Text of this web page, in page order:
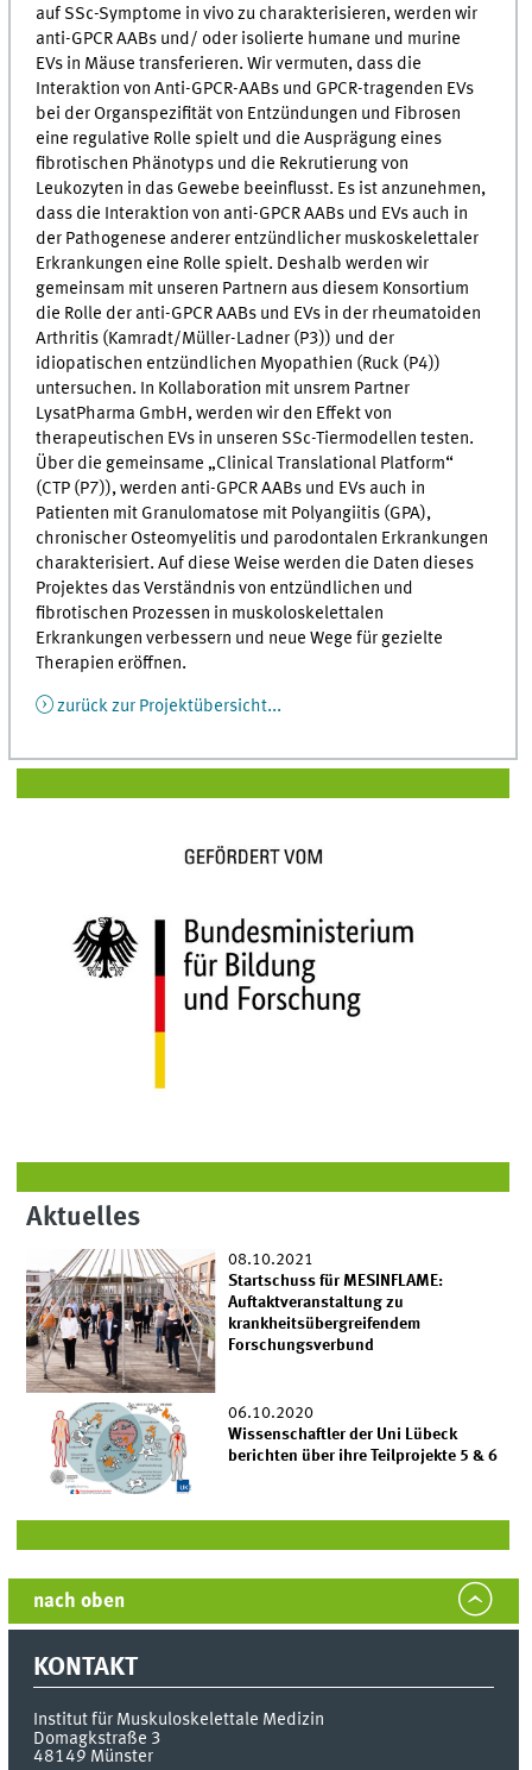
auf SSc-Symptome in vivo zu charakterisieren, werden wir
anti-GPCR AABs und/ oder isolierte humane und murine
EVs in Mäuse transferieren. Wir vermuten, dass die
Interaktion von Anti-GPCR-AABs und GPCR-tragenden EVs
bei der Organspezifität von Entzündungen und Fibrosen
eine regulative Rolle spielt und die Ausprägung eines
fibrotischen Phänotyps und die Rekrutierung von
Leukozyten in das Gewebe beeinflusst. Es ist anzunehmen,
dass die Interaktion von anti-GPCR AABs und EVs auch in
der Pathogenese anderer entzündlicher muskoskelettaler
Erkrankungen eine Rolle spielt. Deshalb werden wir
gemeinsam mit unseren Partnern aus diesem Konsortium
die Rolle der anti-GPCR AABs und EVs in der rheumatoiden
Arthritis (Kamradt/Müller-Ladner (P3)) und der
idiopatischen entzündlichen Myopathien (Ruck (P4))
untersuchen. In Kollaboration mit unsrem Partner
LysatPharma GmbH, werden wir den Effekt von
therapeutischen EVs in unseren SSc-Tiermodellen testen.
Über die gemeinsame „Clinical Translational Platform“
(CTP (P7)), werden anti-GPCR AABs und EVs auch in
Patienten mit Granulomatose mit Polyangiitis (GPA),
chronischer Osteomyelitis und parodontalen Erkrankungen
charakterisiert. Auf diese Weise werden die Daten dieses
Projektes das Verständnis von entzündlichen und
fibrotischen Prozessen in muskoloskelettalen
Erkrankungen verbessern und neue Wege für gezielte
Therapien eröffnen.
zurück zur Projektübersicht...
Aktuelles
08.10.2021
Startschuss für MESINFLAME:
Auftaktveranstaltung zu
krankheitsübergreifendem
Forschungsverbund
06.10.2020
Wissenschaftler der Uni Lübeck
berichten über ihre Teilprojekte 5 & 6
nach oben
KONTAKT
Institut für Muskuloskelettale Medizin
Domagkstraße 3
48149 Münster